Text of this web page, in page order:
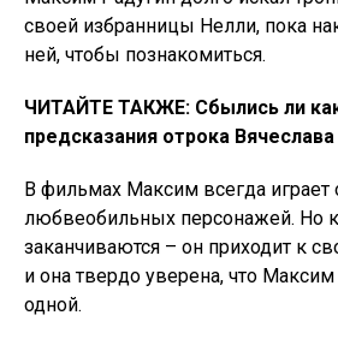
своей избранницы Нелли, пока
ней, чтобы познакомиться.
ЧИТАЙТЕ ТАКЖЕ: Сбылись ли
предсказания отрока Вячеслава
В фильмах Максим всегда играет
любвеобильных персонажей. Но
заканчиваются – он приходит к
и она твердо уверена, что
одной.